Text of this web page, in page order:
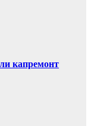
капремонт